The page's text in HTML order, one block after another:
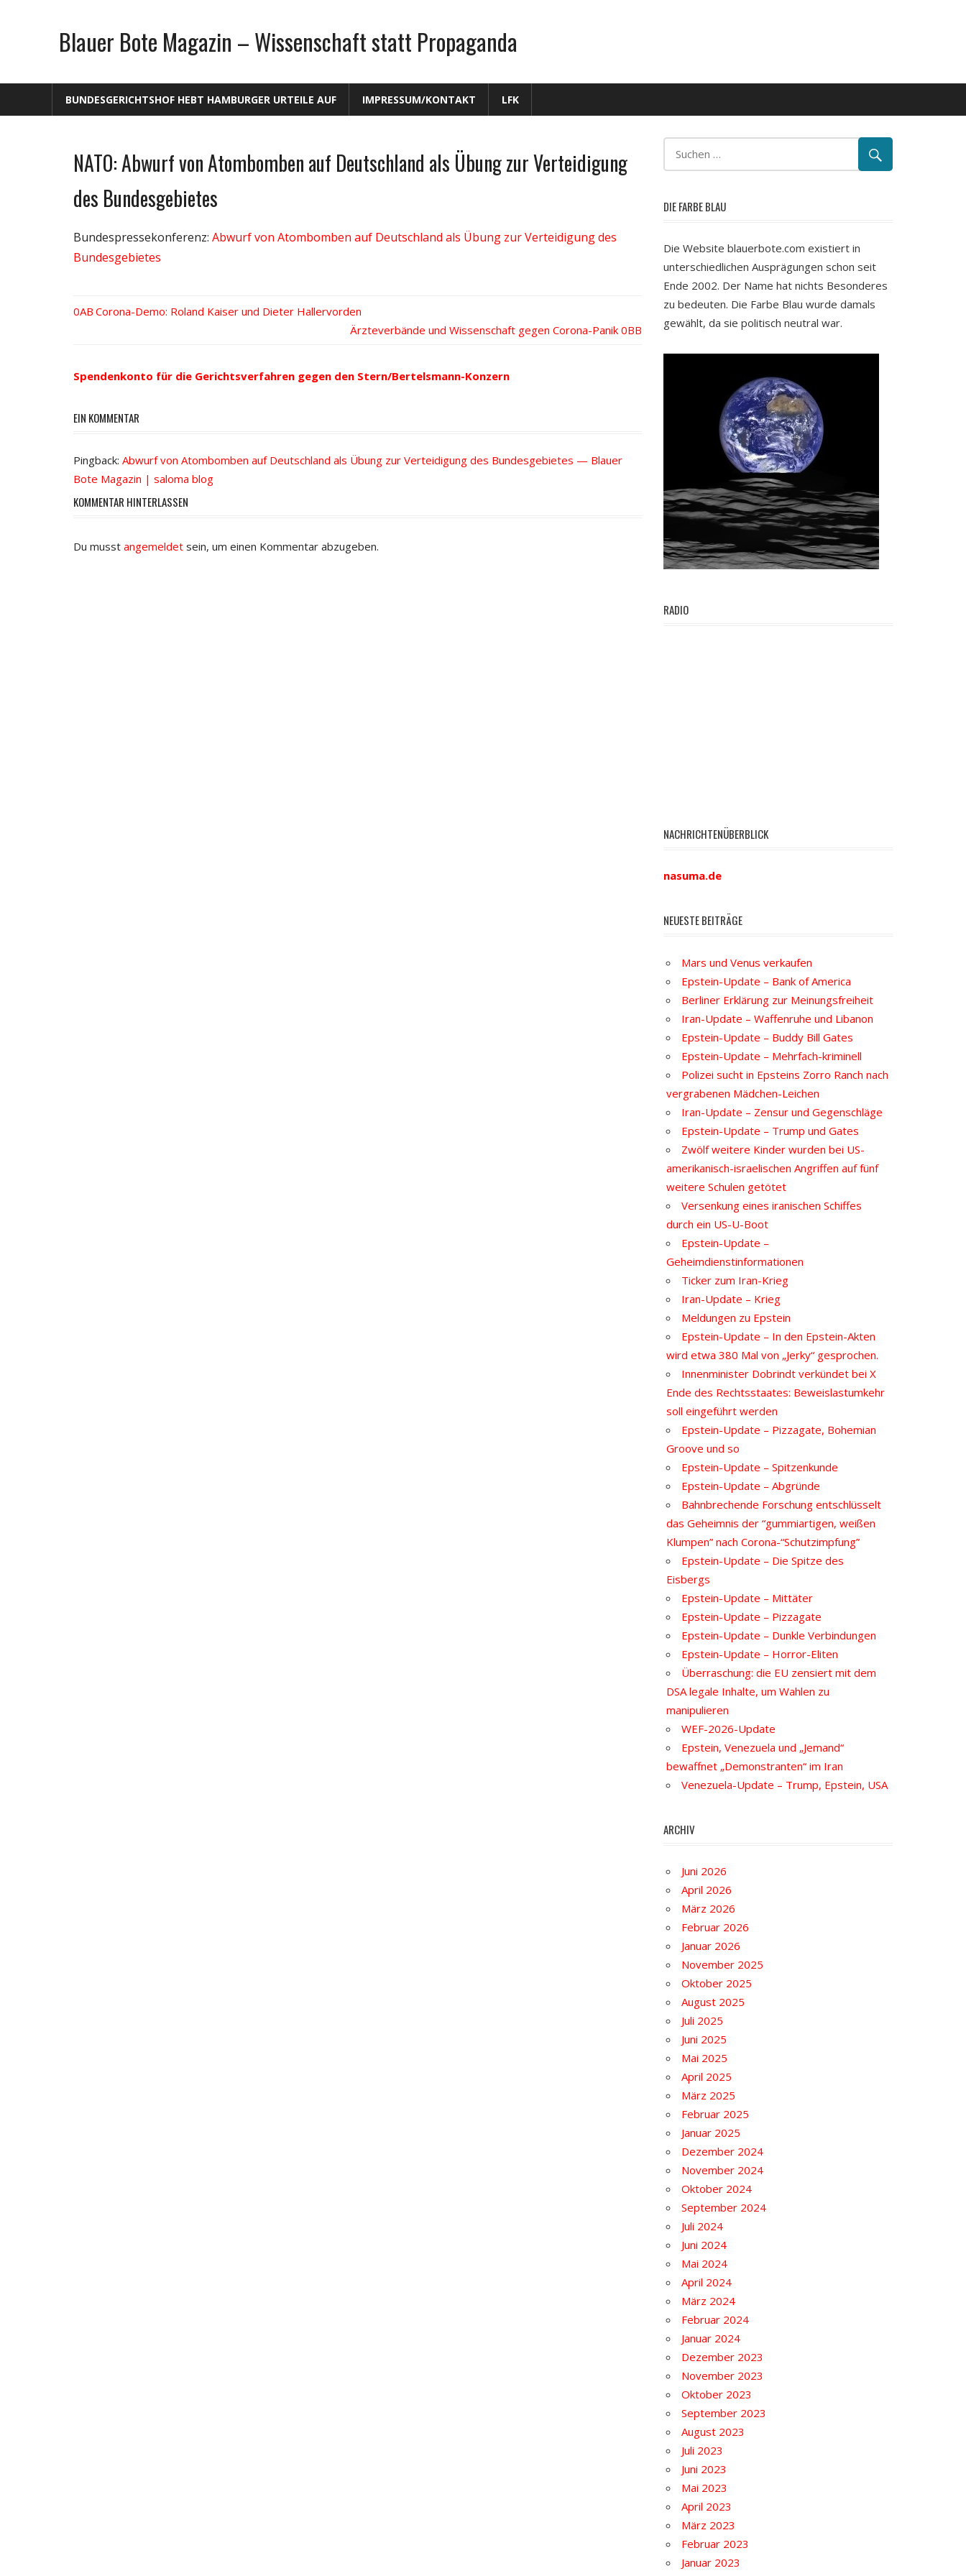
Blauer Bote Magazin – Wissenschaft statt Propaganda
BUNDESGERICHTSHOF HEBT HAMBURGER URTEILE AUF IMPRESSUM/KONTAKT LFK
Gesellschaft
Politik
Wissenschaft
NATO: Abwurf von Atombomben auf Deutschland als Übung zur Verteidigung
des Bundesgebietes
Bundespressekonferenz: Abwurf von Atombomben auf Deutschland als Übung zur Verteidigung des
Bundesgebietes
Vorheriger
Corona-Demo: Roland Kaiser und Dieter Hallervorden
Nächster
Ärzteverbände und Wissenschaft gegen Corona-Panik
Spendenkonto für die Gerichtsverfahren gegen den Stern/Bertelsmann-Konzern
EIN KOMMENTAR
Pingback: Abwurf von Atombomben auf Deutschland als Übung zur Verteidigung des Bundesgebietes — Blauer
Bote Magazin | saloma blog
KOMMENTAR HINTERLASSEN
Du musst angemeldet sein, um einen Kommentar abzugeben.
DIE FARBE BLAU
Die Website blauerbote.com existiert in
unterschiedlichen Ausprägungen schon seit
Ende 2002. Der Name hat nichts Besonderes
zu bedeuten. Die Farbe Blau wurde damals
gewählt, da sie politisch neutral war.
RADIO
NACHRICHTENÜBERBLICK
nasuma.de
NEUESTE BEITRÄGE
Mars und Venus verkaufen
Epstein-Update – Bank of America
Berliner Erklärung zur Meinungsfreiheit
Iran-Update – Waffenruhe und Libanon
Epstein-Update – Buddy Bill Gates
Epstein-Update – Mehrfach-kriminell
Polizei sucht in Epsteins Zorro Ranch nach
vergrabenen Mädchen-Leichen
Iran-Update – Zensur und Gegenschläge
Epstein-Update – Trump und Gates
Zwölf weitere Kinder wurden bei US-
amerikanisch-israelischen Angriffen auf fünf
weitere Schulen getötet
Versenkung eines iranischen Schiffes
durch ein US-U-Boot
Epstein-Update –
Geheimdienstinformationen
Ticker zum Iran-Krieg
Iran-Update – Krieg
Meldungen zu Epstein
Epstein-Update – In den Epstein-Akten
wird etwa 380 Mal von „Jerky“ gesprochen.
Innenminister Dobrindt verkündet bei X
Ende des Rechtsstaates: Beweislastumkehr
soll eingeführt werden
Epstein-Update – Pizzagate, Bohemian
Groove und so
Epstein-Update – Spitzenkunde
Epstein-Update – Abgründe
Bahnbrechende Forschung entschlüsselt
das Geheimnis der “gummiartigen, weißen
Klumpen” nach Corona-“Schutzimpfung”
Epstein-Update – Die Spitze des
Eisbergs
Epstein-Update – Mittäter
Epstein-Update – Pizzagate
Epstein-Update – Dunkle Verbindungen
Epstein-Update – Horror-Eliten
Überraschung: die EU zensiert mit dem
DSA legale Inhalte, um Wahlen zu
manipulieren
WEF-2026-Update
Epstein, Venezuela und „Jemand“
bewaffnet „Demonstranten“ im Iran
Venezuela-Update – Trump, Epstein, USA
ARCHIV
Juni 2026
April 2026
März 2026
Februar 2026
Januar 2026
November 2025
Oktober 2025
August 2025
Juli 2025
Juni 2025
Mai 2025
April 2025
März 2025
Februar 2025
Januar 2025
Dezember 2024
November 2024
Oktober 2024
September 2024
Juli 2024
Juni 2024
Mai 2024
April 2024
März 2024
Februar 2024
Januar 2024
Dezember 2023
November 2023
Oktober 2023
September 2023
August 2023
Juli 2023
Juni 2023
Mai 2023
April 2023
März 2023
Februar 2023
Januar 2023